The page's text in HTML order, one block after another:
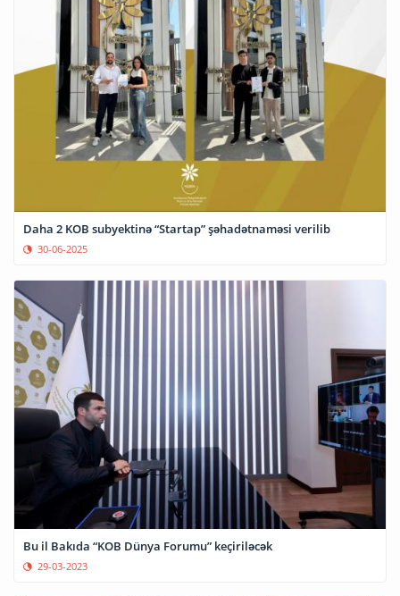
Daha 2 KOB subyektinə “Startap” şəhadətnaməsi verilib
30-06-2025
Bu il Bakıda “KOB Dünya Forumu” keçiriləcək
29-03-2023